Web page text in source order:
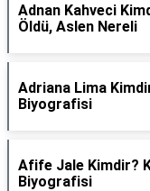
Adnan Kahveci
Öldü, Aslen Nereli
Adriana Lima
Biyografisi
Afife Jale Kimdir?
Biyografisi